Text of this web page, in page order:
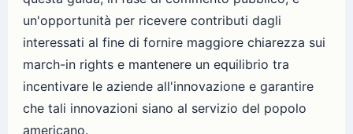
un'opportunità per ricevere contributi dagli
interessati al fine di fornire maggiore chiarezza sui
march-in rights e mantenere un equilibrio tra
incentivare le aziende all'innovazione e garantire
che tali innovazioni siano al servizio del popolo
americano.